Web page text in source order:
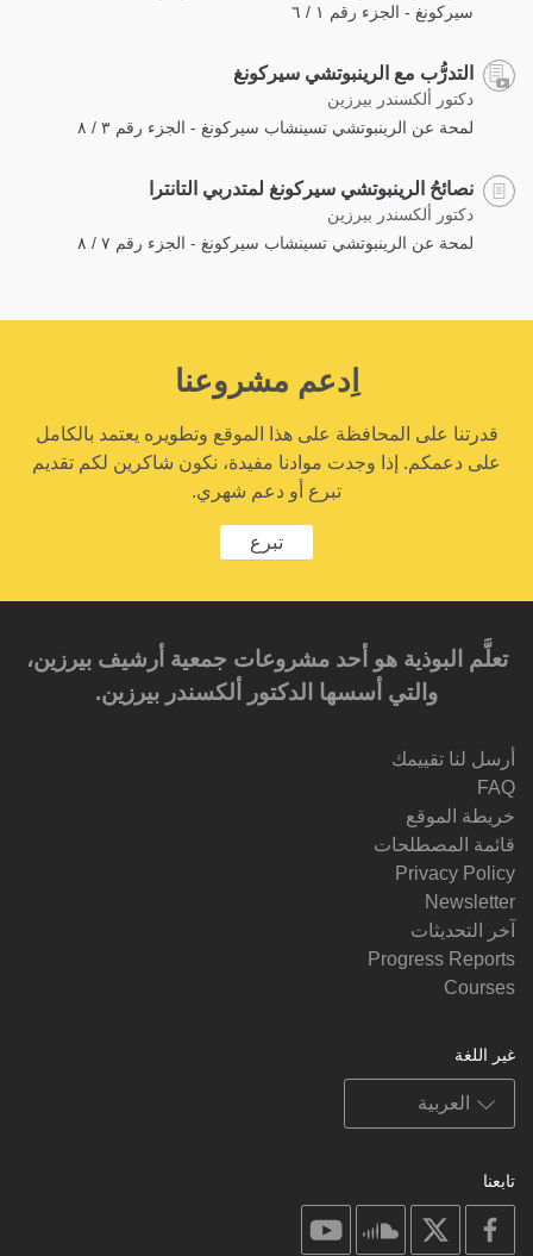
سيركونغ - الجزء رقم ١ / ٦
التدرُّب مع الرينبوتشي سيركونغ
دكتور ألكسندر بيرزين
لمحة عن الرينبوتشي تسينشاب سيركونغ - الجزء رقم ٣ / ٨
نصائحُ الرينبوتشي سيركونغ لمتدربي التانترا
دكتور ألكسندر بيرزين
لمحة عن الرينبوتشي تسينشاب سيركونغ - الجزء رقم ٧ / ٨
اِدعم مشروعنا
قدرتنا على المحافظة على هذا الموقع وتطويره يعتمد بالكامل
على دعمكم. إذا وجدت موادنا مفيدة، نكون شاكرين لكم تقديم
تبرع أو دعم شهري.
تبرع
تعلَّم البوذية هو أحد مشروعات جمعية أرشيف بيرزين،
والتي أسسها الدكتور ألكسندر بيرزين.‎‎
أرسل لنا تقييمك
FAQ
خريطة الموقع
قائمة المصطلحات
Privacy Policy
Newsletter
آخر التحديثات
Progress Reports
Courses
غير اللغة
تابعنا
facebook
soundcloud